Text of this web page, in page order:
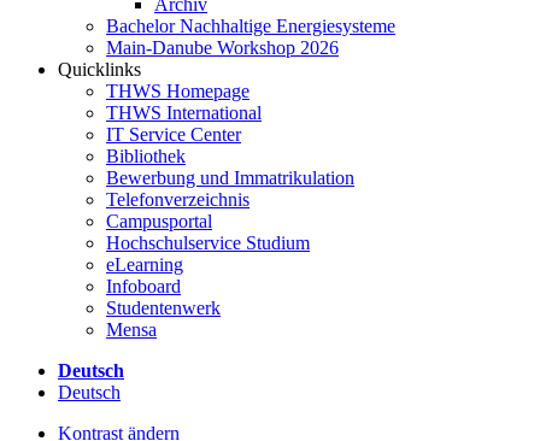
Archiv
Bachelor Nachhaltige Energiesysteme
Main-Danube Workshop 2026
Quicklinks
THWS Homepage
THWS International
IT Service Center
Bibliothek
Bewerbung und Immatrikulation
Telefonverzeichnis
Campusportal
Hochschulservice Studium
eLearning
Infoboard
Studentenwerk
Mensa
Deutsch
Deutsch
Kontrast ändern